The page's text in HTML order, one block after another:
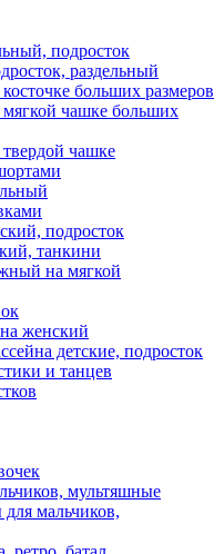
подросток
раздельный
больших размеров
чашке больших
чашке
подросток
танкини
на мягкой
женский
детские, подросток
и танцев
мультяшные
мальчиков,